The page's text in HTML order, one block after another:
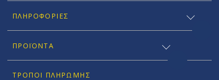
ΠΛΗΡΟΦΟΡΊΕΣ
ΠΡΟΪΟΝΤΑ
ΤΡΌΠΟΙ ΠΛΗΡΩΜΉΣ